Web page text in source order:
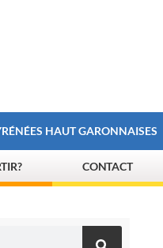
HAUT GARONNAISES
CONTACT